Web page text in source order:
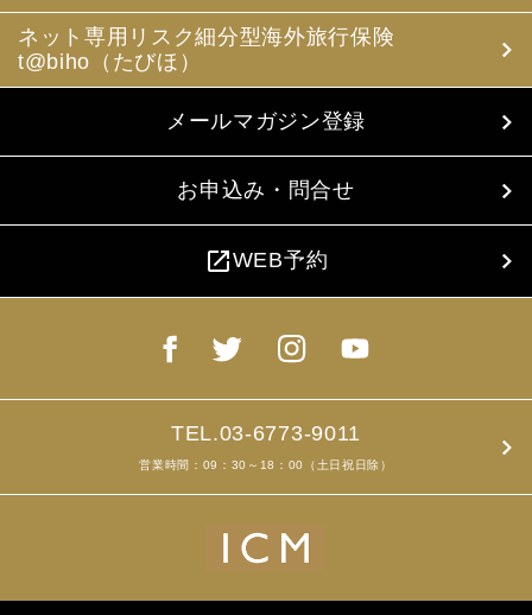
ネット専用リスク細分型海外旅行保険
t@biho（たびほ）
メールマガジン登録
お申込み・問合せ
open_in_newWEB予約
TEL.03-6773-9011
営業時間：09：30～18：00（土日祝日除）